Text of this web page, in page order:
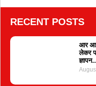
RECENT POSTS
आर आई
लेकर
ज्ञापन..